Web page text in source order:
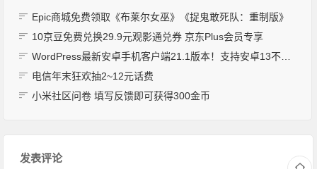
Epic商城免费领取《布莱尔女巫》《捉鬼敢死队：重制版》
10京豆免费兑换29.9元观影通兑券 京东Plus会员专享
WordPress最新安卓手机客户端21.1版本！支持安卓13不闪退，在手机上发博客文章妥妥的
电信年末狂欢抽2~12元话费
小米社区问卷 填写反馈即可获得300金币
发表评论